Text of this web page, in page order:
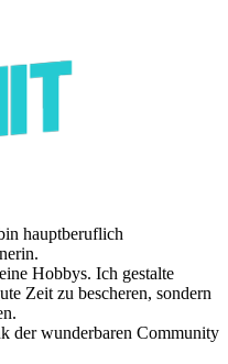
hauptberuflich
Hobbys. Ich gestalte
Zeit zu bescheren, sondern
der wunderbaren Community